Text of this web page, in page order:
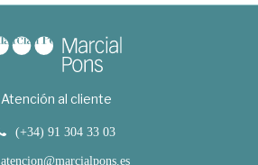
Atención al cliente
(+34) 91 304 33 03
atencion@marcialpons.es